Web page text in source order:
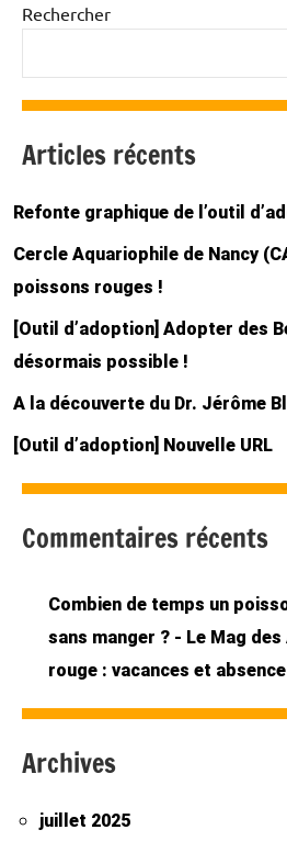
Rechercher
Articles récents
Refonte graphique de l’outil
Cercle Aquariophile de Nancy
poissons rouges !
[Outil d’adoption] Adopter des
désormais possible !
A la découverte du Dr. Jérôme
[Outil d’adoption] Nouvelle URL
Commentaires récents
Combien de temps un
sans manger ? - Le Mag des
rouge : vacances et absence
Archives
juillet 2025